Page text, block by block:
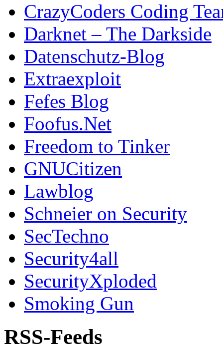
CrazyCoders Coding
Darknet – The Darkside
Datenschutz-Blog
Extraexploit
Fefes Blog
Foofus.Net
Freedom to Tinker
GNUCitizen
Lawblog
Schneier on Security
SecTechno
Security4all
SecurityXploded
Smoking Gun
RSS-Feeds